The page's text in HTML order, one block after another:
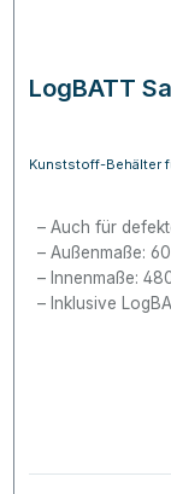
LogBATT
Kunststoff-Behälter
Auch für
Außenmaße:
Innenmaße:
Inklusive